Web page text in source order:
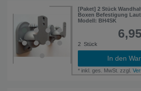
[Paket] 2 Stück
Boxen Befestigung
Modell: BH4SK
2 Stück
In den
* inkl. ges. MwSt. zzgl.